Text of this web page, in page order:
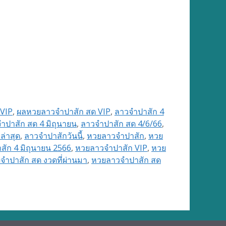
, ผลหวยลาวจำปาสัก สด VIP, ลาวจำปาสัก 4
ปาสัก สด 4 มิถุนายน, ลาวจำปาสัก สด 4/6/66,
าสุด, ลาวจำปาสักวันนี้, หวยลาวจำปาสัก, หวย
ก 4 มิถุนายน 2566, หวยลาวจำปาสัก VIP, หวย
ำปาสัก สด งวดที่ผ่านมา, หวยลาวจำปาสัก สด